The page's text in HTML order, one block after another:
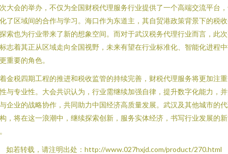
大会的举办，不仅为全国财税代理服务行业提供了一个高端交流平台
了区域间的合作与学习。海口作为东道主，其自贸港政策背景下的税
索也为行业带来了新的想象空间。而对于武汉税务代理行业而言，此
志着其正从区域走向全国视野，未来有望在行业标准化、智能化进程
重要的角色。
金税四期工程的推进和税收监管的持续完善，财税代理服务将更加注
与专业性。大会共识认为，行业需继续加强自律，提升数字化能力，
企业的战略协作，共同助力中国经济高质量发展。武汉及其他城市的
，将在这一浪潮中，继续探索创新，服务实体经济，书写行业发展的
如若转载，请注明出处：http://www.027hxjd.com/product/270.html